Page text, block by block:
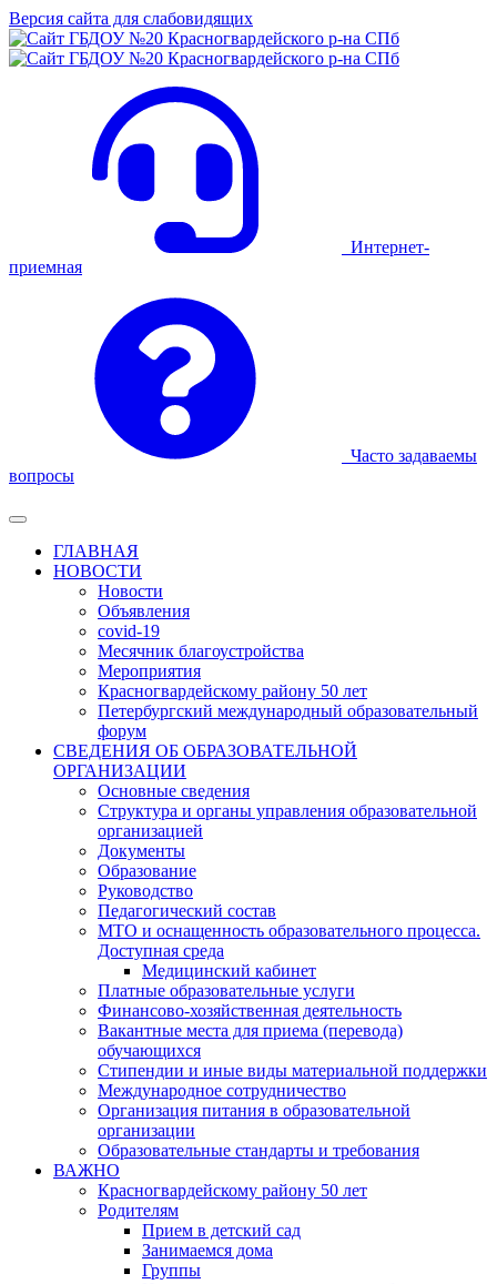
Версия сайта для слабовидящих
Интернет-
приемная
Часто задаваемы
вопросы
ГЛАВНАЯ
НОВОСТИ
Новости
Объявления
covid-19
Месячник благоустройства
Мероприятия
Красногвардейскому району 50 лет
Петербургский международный образовательный
форум
СВЕДЕНИЯ ОБ ОБРАЗОВАТЕЛЬНОЙ
ОРГАНИЗАЦИИ
Основные сведения
Структура и органы управления образовательной
организацией
Документы
Образование
Руководство
Педагогический состав
МТО и оснащенность образовательного процесса.
Доступная среда
Медицинский кабинет
Платные образовательные услуги
Финансово-хозяйственная деятельность
Вакантные места для приема (перевода)
обучающихся
Стипендии и иные виды материальной поддержки
Международное сотрудничество
Организация питания в образовательной
организации
Образовательные стандарты и требования
ВАЖНО
Красногвардейскому району 50 лет
Родителям
Прием в детский сад
Занимаемся дома
Группы